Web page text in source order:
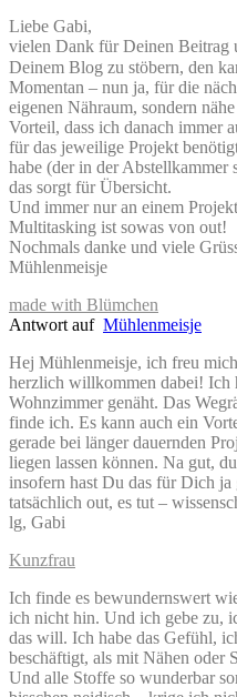
Liebe Gabi,
vielen Dank für Deinen Beitrag
Deinem Blog zu stöbern, den
Momentan – nun ja, für die
eigenen Nähraum, sondern
Vorteil, dass ich danach immer
für das jeweilige Projekt
habe (der in der Abstellkammer
das sorgt für Übersicht.
Und immer nur an einem
Multitasking ist sowas von out!
Nochmals danke und viele
Mühlenmeisje
made with Blümchen
Antwort auf Mühlenmeisje
Hej Mühlenmeisje, ich freu
herzlich willkommen dabei! Ich
Wohnzimmer genäht. Das
finde ich. Es kann auch ein
gerade bei länger dauernden
liegen lassen können. Na gut,
insofern hast Du das für Dich
tatsächlich out, es tut –
lg, Gabi
Kunzfrau
Ich finde es bewundernswert
ich nicht hin. Und ich gebe zu,
das will. Ich habe das Gefühl,
beschäftigt, als mit Nähen oder
Und alle Stoffe so wunderbar